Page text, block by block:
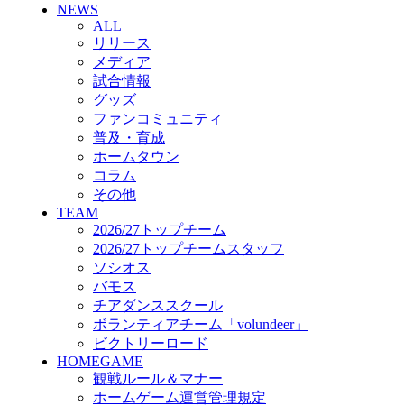
ビクトリーロード
HOMEGAME
観戦ルール＆マナー
ホームゲーム運営管理規定
Jリーグ運営管理規定
写真・動画使用ガイドライン
ロートフィールド奈良
SCHEDULE
2026/27
練習見学時のファンサービスについて
TICKET
奈良クラブ明治安田J3リーグ2026/27シーズン
試合観戦チケット
奈良クラブ明治安田Ｊ3リーグ 2026/27シーズ
ン「鹿パス」
観戦ルール＆マナー
FANCOMMUNITY
2026/27ファンコミュニティ
サポートショップ
GOODS
オフィシャルストア（実店舗）
オンラインストア
NEWS
ALL
リリース
メディア
試合情報
グッズ
ファンコミュニティ
普及・育成
ホームタウン
コラム
その他
TEAM
2026/27トップチーム
2026/27トップチームスタッフ
ソシオス
バモス
チアダンススクール
ボランティアチーム「volundeer」
ビクトリーロード
HOMEGAME
観戦ルール＆マナー
ホームゲーム運営管理規定